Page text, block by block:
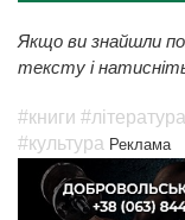
Якщо ви знайшли
тексту і
#книги #література
#культура Реклама